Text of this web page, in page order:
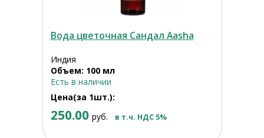
Вода цветочная Сандал Aasha
Индия
Объем: 100 мл
Есть в наличии
Цена(за 1шт.):
250.00 руб. в т.ч. НДС 5%